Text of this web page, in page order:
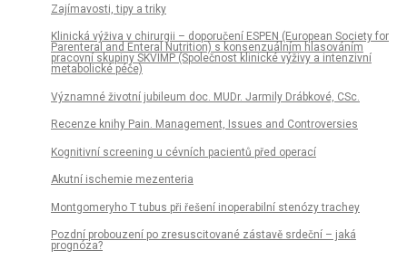
Zajímavosti, tipy a triky
Klinická výživa v chirurgii – doporučení ESPEN (European Society for
Parenteral and Enteral Nutrition) s konsenzuálním hlasováním
pracovní skupiny SKVIMP (Společnost klinické výživy a intenzivní
metabolické péče)
Významné životní jubileum doc. MUDr. Jarmily Drábkové, CSc.
Recenze knihy Pain. Management, Issues and Controversies
Kognitivní screening u cévních pacientů před operací
Akutní ischemie mezenteria
Montgomeryho T tubus při řešení inoperabilní stenózy trachey
Pozdní probouzení po zresuscitované zástavě srdeční – jaká
prognóza?